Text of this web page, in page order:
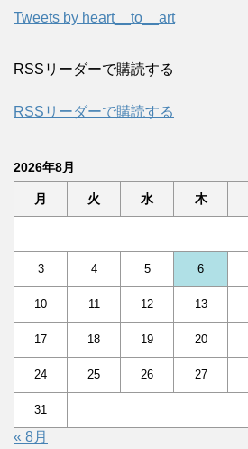
Tweets by heart__to__art
RSSリーダーで購読する
RSSリーダーで購読する
2026年8月
月 火 水 木
3 4 5 6
10 11 12 13
17 18 19 20
24 25 26 27
31
« 8月